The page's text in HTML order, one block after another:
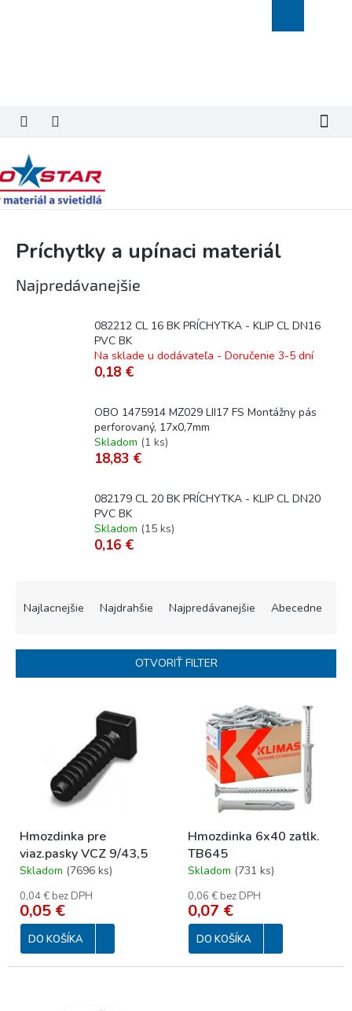
košík
Príchytky a upínaci materiál
Najpredávanejšie
082212 CL 16 BK PRÍCHYTKA - KLIP CL DN16
PVC BK
Na sklade u dodávateľa - Doručenie 3-5 dní
0,18 €
OBO 1475914 MZ029 LII17 FS Montážny pás
perforovaný, 17x0,7mm
Skladom (1 ks)
18,83 €
082179 CL 20 BK PRÍCHYTKA - KLIP CL DN20
PVC BK
Skladom (15 ks)
0,16 €
i
o
v
Najlacnejšie Najdrahšie Najpredávanejšie Abecedne
OTVORIŤ FILTER
d
u
k
t
o
v
Hmozdinka pre
viaz.pasky VCZ 9/43,5
Skladom (7696 ks)
0,04 € bez DPH
0,05 €
DO KOŠÍKA
Hmozdinka 6x40 zatlk.
TB645
Skladom (731 ks)
0,06 € bez DPH
0,07 €
DO KOŠÍKA